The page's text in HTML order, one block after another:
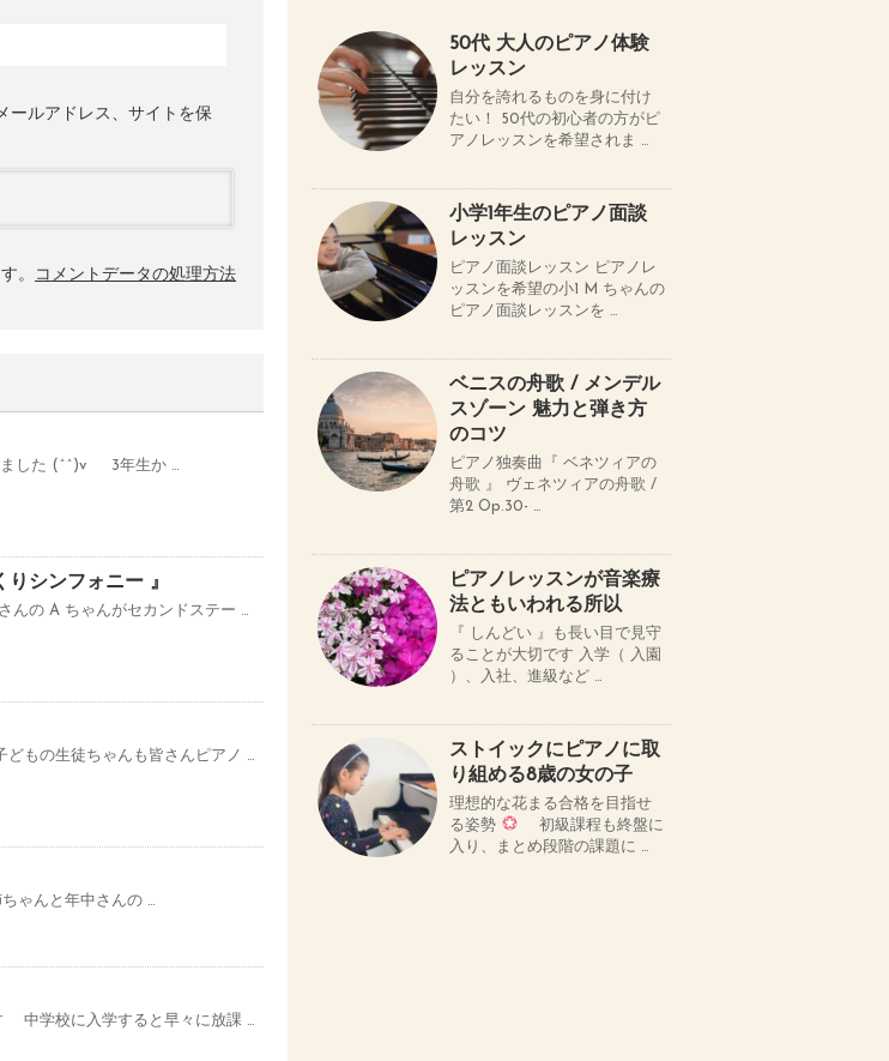
ールアドレス、サイトを保
。
コメントデータの処理方法
ました (^^)v 3年生か …
シンフォニー 』
の A ちゃんがセカンドステー …
もの生徒ちゃんも皆さんピアノ …
ゃんと年中さんの …
中学校に入学すると早々に放課 …
50代 大人のピアノ体験
レッスン
自分を誇れるものを身に付け
たい！ 50代の初心者の方がピ
アノレッスンを希望されま …
小学1年生のピアノ面談
レッスン
ピアノ面談レッスン ピアノレ
ッスンを希望の小1 M ちゃんの
ピアノ面談レッスンを …
ベニスの舟歌 / メンデル
スゾーン 魅力と弾き方
のコツ
ピアノ独奏曲『 ベネツィアの
舟歌 』 ヴェネツィアの舟歌 /
第2 Op.30- …
ピアノレッスンが音楽療
法ともいわれる所以
『 しんどい 』も長い目で見守
ることが大切です 入学（ 入園
）、入社、進級など …
ストイックにピアノに取
り組める8歳の女の子
理想的な花まる合格を目指せ
る姿勢
初級課程も終盤に
入り、まとめ段階の課題に …